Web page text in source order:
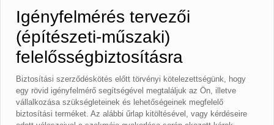
Igényfelmérés tervezői
(építészeti-műszaki)
felelősségbiztosításra
Biztosítási szerződéskötés előtt törvényi kötelezettségünk, hogy
egy rövid igényfelmérő segítségével megtaláljuk az Ön, illetve
vállalkozása szükségleteinek és lehetőségeinek megfelelő
biztosítási terméket. Az alábbi űrlap kitöltésével, vagy kérdéseire